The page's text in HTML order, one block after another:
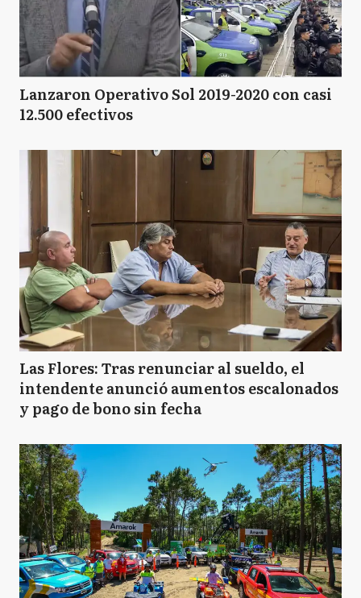
Lanzaron Operativo Sol 2019-2020 con casi
12.500 efectivos
Las Flores: Tras renunciar al sueldo, el
intendente anunció aumentos escalonados
y pago de bono sin fecha